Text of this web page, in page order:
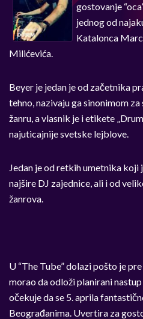
gostovanje
jednog od
Katalonca
Milićevića.
Beyer je jedan je od začetnika
tehno, nazivaju ga sinonimom
žanru, a vlasnik je i etikete
najuticajnije svetske lejblove.
Jedan je od retkih umetnika koji
najšire DJ zajednice, ali i od
žanrova.
U “The Tube” dolazi pošto je
morao da odloži planirani
očekuje da se 5. aprila
Beograđanima. Uvertira za